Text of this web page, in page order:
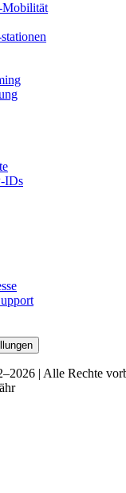
Mobilität
IDs
2026 | Alle Rechte